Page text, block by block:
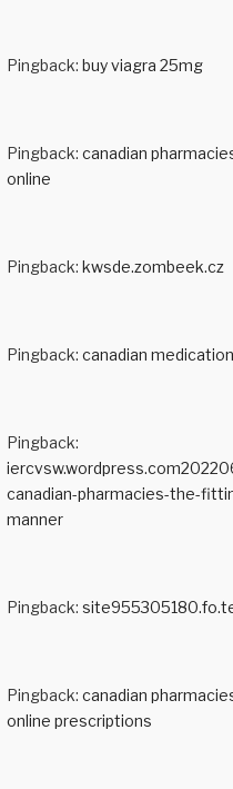
Pingback: buy viagra 25mg
Pingback: canadian
online
Pingback: kwsde.zombeek.cz
Pingback: canadian
Pingback:
canadian-pharmacies-the-
manner
Pingback:
Pingback: canadian
online prescriptions